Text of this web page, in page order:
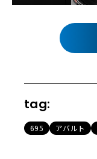
tag:
695 アバルト